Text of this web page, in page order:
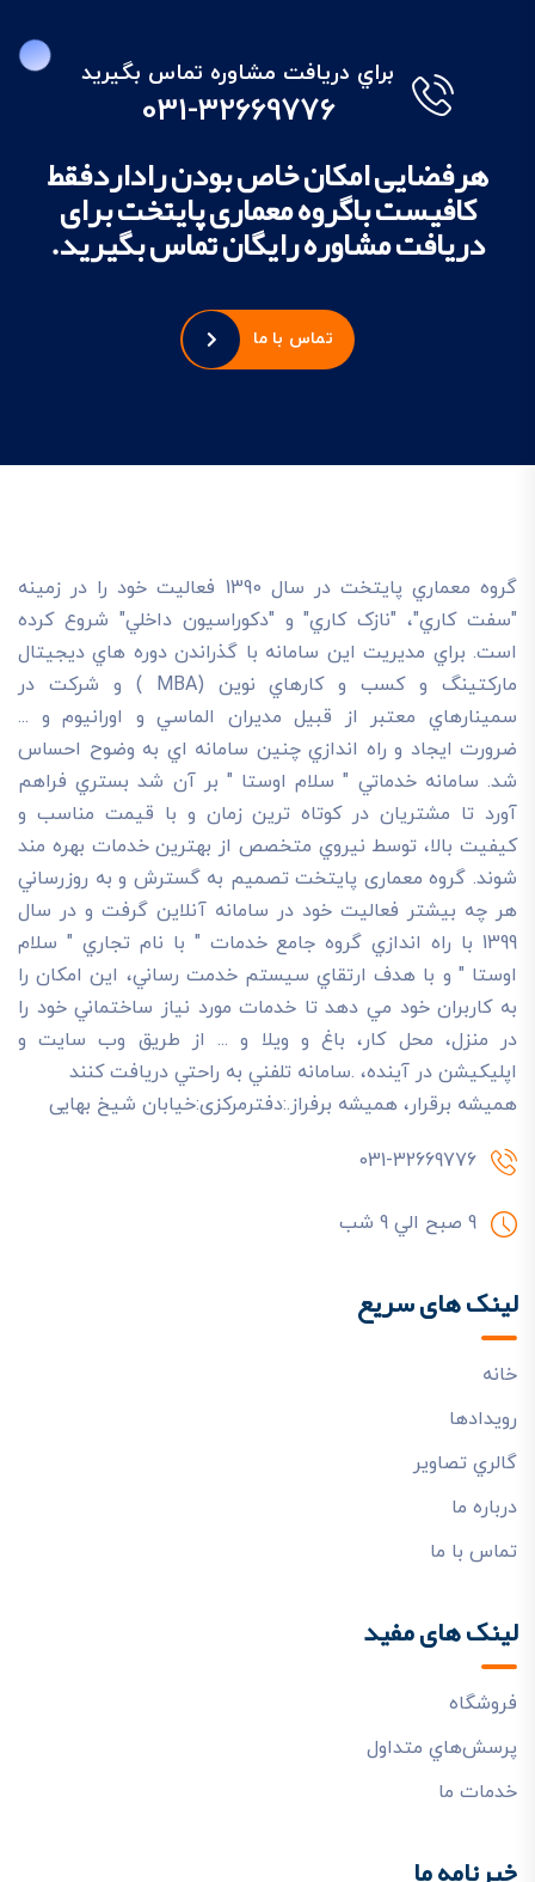
براي دريافت مشاوره تماس بگيريد
031-32669776
هرفضایی امکان خاص بودن راداردفقط
کافیست باگروه معماری پایتخت برای
دریافت مشاوره رایگان تماس بگیرید.
تماس با ما
گروه معماري پايتخت در سال 1390 فعاليت خود را در زمينه
"سفت کاري"، "نازک کاري" و "دکوراسيون داخلي" شروع کرده
است. براي مديريت اين سامانه با گذراندن دوره هاي ديجيتال
مارکتينگ و کسب و کارهاي نوين (MBA ) و شرکت در
سمينارهاي معتبر از قبيل مديران الماسي و اورانيوم و ...
ضرورت ايجاد و راه اندازي چنين سامانه اي به وضوح احساس
شد. سامانه خدماتي " سلام اوستا " بر آن شد بستري فراهم
آورد تا مشتريان در کوتاه ترين زمان و با قيمت مناسب و
کيفيت بالا، توسط نيروي متخصص از بهترين خدمات بهره مند
شوند. گروه معماری پایتخت تصميم به گسترش و به روزرساني
هر چه بيشتر فعاليت خود در سامانه آنلاين گرفت و در سال
1399 با راه اندازي گروه جامع خدمات " با نام تجاري " سلام
اوستا " و با هدف ارتقاي سيستم خدمت رساني، اين امکان را
به کاربران خود مي دهد تا خدمات مورد نياز ساختماني خود را
در منزل، محل کار، باغ و ويلا و ... از طريق وب سايت و
اپليکيشن در آينده، .سامانه تلفني به راحتي دريافت کنند
هميشه برقرار، هميشه برفراز.:دفترمرکزی:خیابان شیخ بهایی
031-32669776
9 صبح الي 9 شب
لینک های سریع
خانه
رويدادها
گالري تصاوير
درباره ما
تماس با ما
لینک های مفید
فروشگاه
پرسش‌هاي متداول
خدمات ما